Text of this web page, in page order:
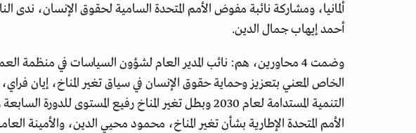
ألمانيا، ومشاركة نائبة مفوض الأمم المتحدة السامية لحقوق الإنسان، ندى
أحمد إيهاب جمال الدين.
وضمت 4 محاورين، هم: نائب المدير العام لشؤون السياسات في منظمة
الخاص المعني بتعزيز وحماية حقوق الإنسان في سياق تغير المناخ، إيان
التنمية المستدامة لعام 2030 وبطل تغير المناخ رفيع المستوى
الأمم المتحدة الإطارية بشأن تغير المناخ، محمود محيي الدين، والأمينة